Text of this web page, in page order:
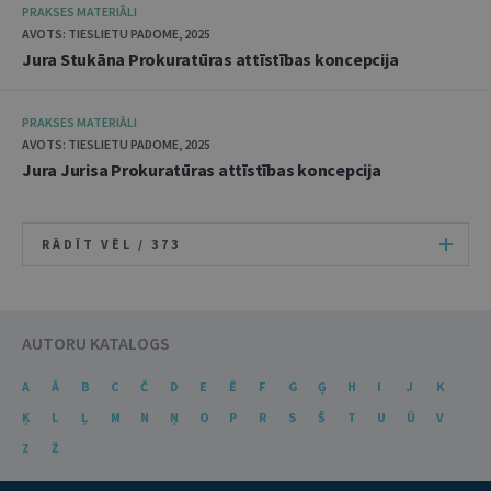
PRAKSES MATERIĀLI
AVOTS: TIESLIETU PADOME, 2025
Jura Stukāna Prokuratūras attīstības koncepcija
PRAKSES MATERIĀLI
AVOTS: TIESLIETU PADOME, 2025
Jura Jurisa Prokuratūras attīstības koncepcija
RĀDĪT VĒL / 373
AUTORU KATALOGS
A Ā B C Č D E Ē F G Ģ H I J
K
Ķ
L Ļ M N Ņ O P R S Š T U Ū
V
Z
Ž